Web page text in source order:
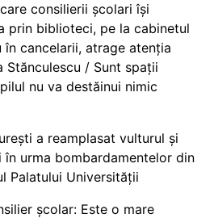
consilierii școlari își
prin biblioteci, pe la cabinetul
în cancelarii, atrage atenția
Stănculescu / Sunt spații
nu va destăinui nimic
a reamplasat vulturul și
urma bombardamentelor din
Palatului Universității
școlar: Este o mare